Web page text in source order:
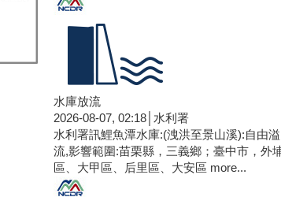
水庫放流
2026-08-07, 02:18│水利署
水利署訊鯉魚潭水庫:(洩洪至景山溪):自由溢
流,影響範圍:苗栗縣，三義鄉；臺中市，外埔
區、大甲區、后里區、大安區 more...